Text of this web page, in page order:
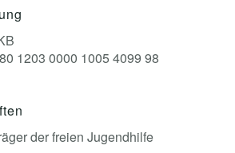
1203 0000 1005 4099 98
der freien Jugendhilfe